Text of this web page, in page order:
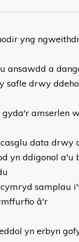
yng
ansawdd a
safle drwy
amserlen
data drwy
yn ddigonol a'u
samplau
â'r
yn erbyn